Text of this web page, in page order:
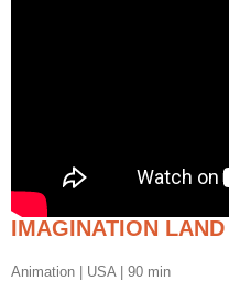
IMAGINATION LAND
Animation | USA | 90 min